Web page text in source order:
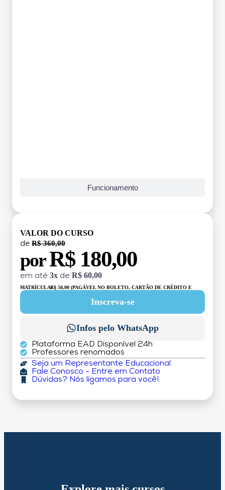
Funcionamento
VALOR DO CURSO
de R$ 360,00
porR$ 180,00
em até 3x de R$ 60,00
MATRÍCULA:R$ 50,00 (PAGÁVEL NO BOLETO, CARTÃO DE CRÉDITO E
Inscreva-se
Infos pelo WhatsApp
Plataforma EAD Disponível 24h
Professores renomados
Seja um Representante Educacional
Fale Conosco - Entre em Contato
Dúvidas? Nós ligamos para você!